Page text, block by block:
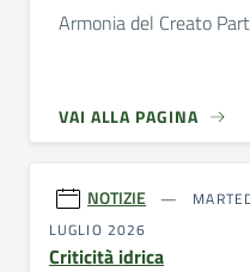
Armonia del Creato
VAI ALLA PAGINA
NOTIZIE
LUGLIO 2026
Criticità idrica